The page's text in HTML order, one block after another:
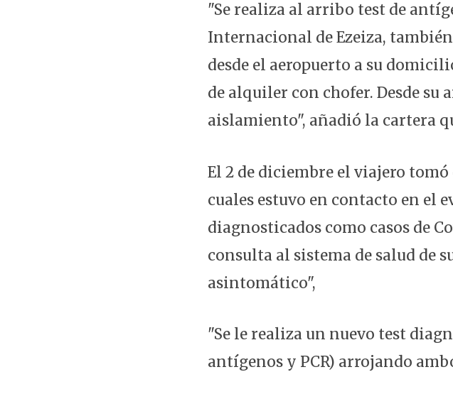
"Se realiza al arribo test de
Internacional de Ezeiza,
desde el aeropuerto a su
de alquiler con chofer. Desde
aislamiento", añadió la cartera
El 2 de diciembre el viajero
cuales estuvo en contacto en el
diagnosticados como casos de
consulta al sistema de salud de
asintomático",
"Se le realiza un nuevo test
antígenos y PCR) arrojando